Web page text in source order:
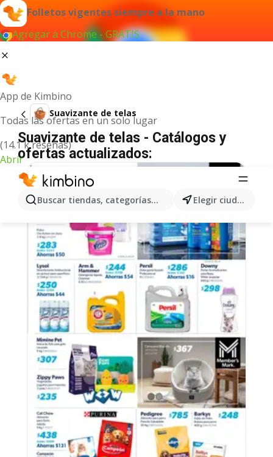
Folletos vigentes siempre a la mano
Agregar a Chrome - GRATIS
App de Kimbino
Todas las ofertas en un solo lugar
(14.1 k reseñas)
Abrir
Buscar tiendas, categorías, productos... Elegir ciudad
Suavizante de telas
Suavizante de telas - Catálogos y
ofertas actualizados: